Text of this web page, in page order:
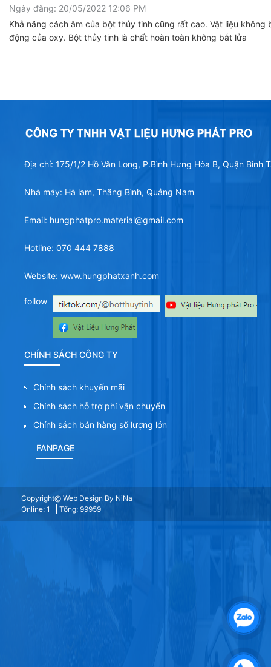
Ngày đăng: 20/05/2022 12:06 PM
Khả năng cách âm của bột thủy tinh cũng rất cao. Vật liệu không
động của oxy. Bột thủy tinh là chất hoàn toàn không bắt lửa
Địa chỉ: 175/1/2 Hồ Văn Long, P.Bình Hưng Hòa B, Quận Bình
Nhà máy: Hà lam, Thăng Bình, Quảng Nam
Email: hungphatpro.material@gmail.com
Hotline: 070 444 7888
Website: www.hungphatxanh.com
follow
CHÍNH SÁCH CÔNG TY
Chính sách khuyến mãi
Chính sách hỗ trợ phí vận chuyển
Chính sách bán hàng số lượng lớn
FANPAGE
Copyright@ Web Design By NiNa
Online: 1
Tổng: 99959